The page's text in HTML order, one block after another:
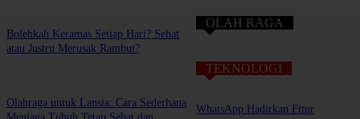
Bolehkah Keramas Setiap Hari? Sehat
atau Justru Merusak Rambut?
Olahraga untuk Lansia: Cara Sederhana
OLAH RAGA
TEKNOLOGI
WhatsApp Hadirkan Fitur